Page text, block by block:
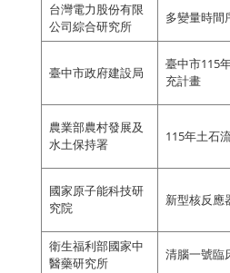
台灣電力股份有限
公司綜合研究所
多變量時間
臺中市政府建設局
臺中市115
充計畫
農業部農村發展及
水土保持署
115年土石
國家原子能科技研
究院
新型核反應
衛生福利部國家中
醫藥研究所
清腦一號臨